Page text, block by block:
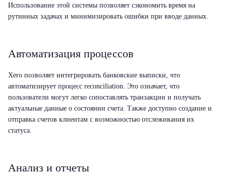
Использование этой системы позволяет сэкономить время на
рутинных задачах и минимизировать ошибки при вводе данных.
Автоматизация процессов
Xero позволяет интегрировать банковские выписки, что
автоматизирует процесс reconciliation. Это означает, что
пользователи могут легко сопоставлять транзакции и получать
актуальные данные о состоянии счета. Также доступно создание и
отправка счетов клиентам с возможностью отслеживания их
статуса.
Анализ и отчеты